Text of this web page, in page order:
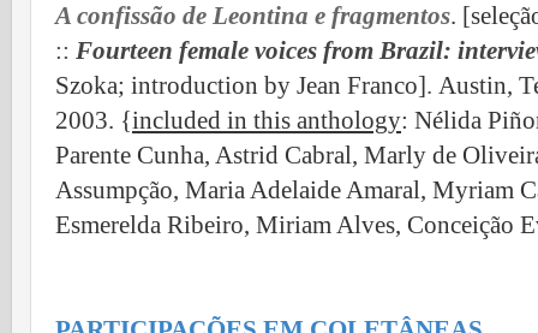
A confissão de Leontina e fragmentos.
:: Fourteen female voices from Brazil:
Szoka; introduction by Jean Franco]. Austin,
2003. {included in this anthology: Nélida
Parente Cunha, Astrid Cabral, Marly de
Assumpção, Maria Adelaide Amaral, Myriam
Esmerelda Ribeiro, Miriam Alves, Conceição